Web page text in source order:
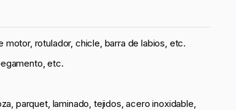
motor, rotulador, chicle, barra de labios, etc.
etc.
parquet, laminado, tejidos, acero inoxidable,